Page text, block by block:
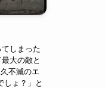
しまった
大の敵と
不滅のエ
しょ？」と